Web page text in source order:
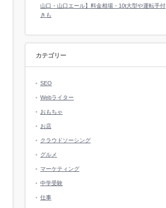
山口・山口エール】料金相場・10t大型や運転手付
きも
カテゴリー
SEO
Webライター
おもちゃ
お店
クラウドソーシング
グルメ
マーケティング
中学受験
仕事